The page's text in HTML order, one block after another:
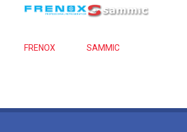
FRENOX SAMMIC